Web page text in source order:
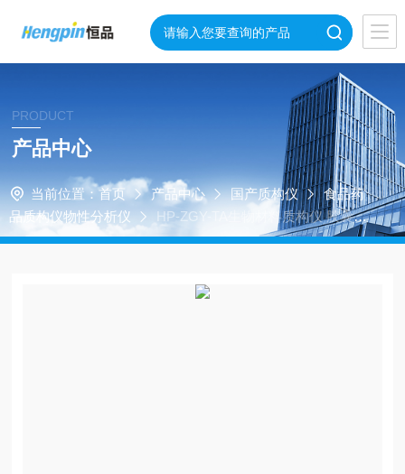
PRODUCT
产品中心
当前位置： 首页 产品中心 国产质构仪
食品药
品质构仪物性分析仪
HP-ZGY-TA生物材料质构仪 胶囊
药品硬度物性分析仪